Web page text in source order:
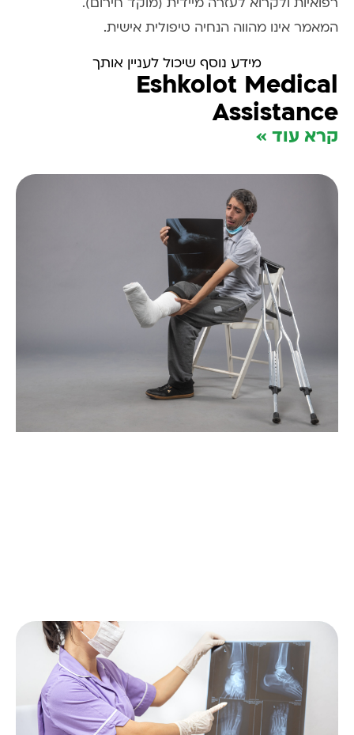
המאמר אינו מהווה הנחיה טיפולית אישית.
מידע נוסף שיכול לעניין אותך
Eshkolot Medical
Assistance
קרא עוד »